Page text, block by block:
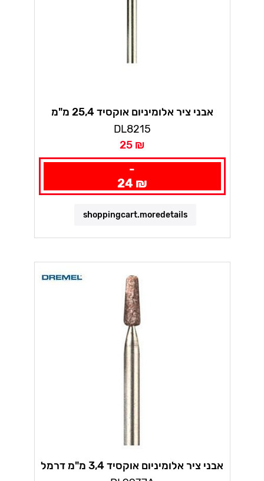
אבני ציר אלומיניום אוקסיד 25,4 מ"מ
דרמל
DL8215
25 ₪
-
24 ₪
shoppingcart.moredetails
אבני ציר אלומיניום אוקסיד 3,4 מ"מ דרמל